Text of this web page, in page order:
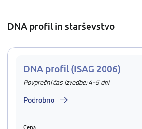
DNA profil in starševstvo
DNA profil (ISAG 2006)
Povprečni čas izvedbe: 4-5 dni
Podrobno